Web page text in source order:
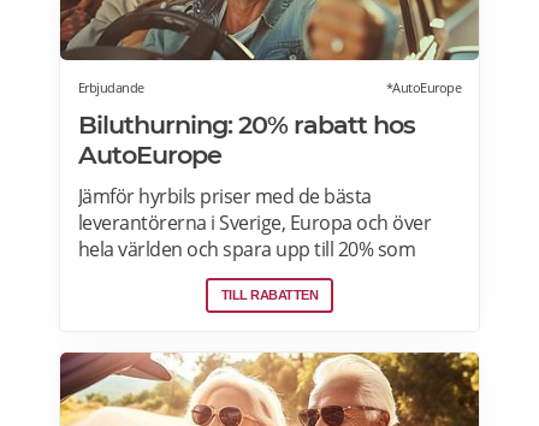
Västerås, Örebro här>>>
Erbjudande *AutoEurope
Biluthurning: 20% rabatt hos
AutoEurope
Jämför hyrbils priser med de bästa
leverantörerna i Sverige, Europa och över
hela världen och spara upp till 20% som
medlem! Upptäck speciella priser på Auto
TILL RABATTEN